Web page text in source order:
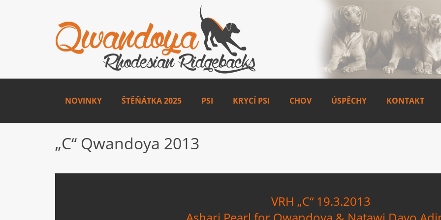
NOVINKY ŠTĚŇÁTKA 2025 PSI KRYCÍ PSI CHOV ÚSPĚCHY KONTAKT
„C“ Qwandoya 2013
VRH „C“ 19.3.2013